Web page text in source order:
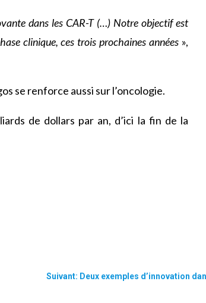
dans les CAR-T (…) Notre objectif est
clinique, ces trois prochaines années »,
se renforce aussi sur l’oncologie.
de dollars par an, d’ici la fin de la
Suivant: Deux exemples d’innovation